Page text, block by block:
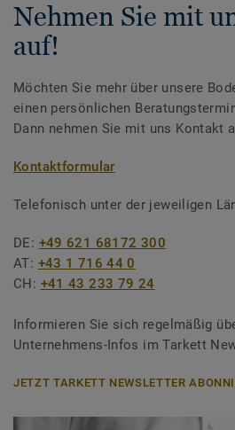
Nehmen Sie mit
auf!
Möchten Sie mehr über unsere
einen persönlichen
Dann nehmen Sie mit uns Kontakt
Kontaktformular
Telefonisch unter der jeweiligen
DE: +49 621 68172 300
AT: +43 1 716 44 0
CH: +41 43 233 79 24
Informieren Sie sich regelmäßig
Unternehmens-Infos im Tarkett
JETZT TARKETT NEWSLETTER